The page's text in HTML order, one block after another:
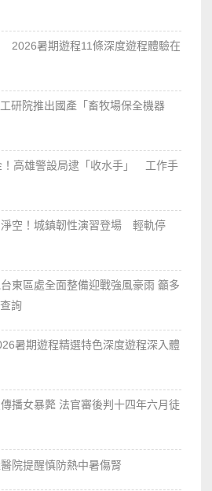
2026暑期遊程11條深度遊程體驗在
研院推出國產「畜牧場保全機器
！高雄警設局逮「收水手」 工作手
空！城鎮韌性演習登場 輕軌停
東區處全面整備迎戰強風豪雨 籲多
詢
暑期遊程精選特色深度遊程深入體
播女暴斃 法官審後判十四年六月徒
院提醒慎防熱中暑傷腎